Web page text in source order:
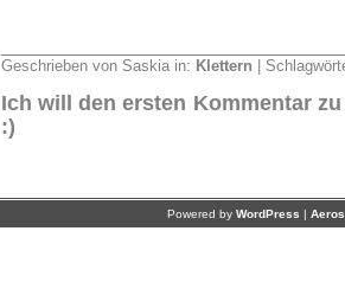
Geschrieben von Saskia in: Klettern |
Ich will den ersten Kommentar
:)
Powered by WordPress |